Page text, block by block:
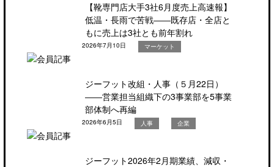
【靴専門店大手3社6月度売上高速報】
低温・長雨で苦戦――既存店・全店と
もに売上は3社とも前年割れ
2026年7月10日 マーケット
ジーフット改組・人事（５月22日）
――営業担当組織下の3事業部を5事業
部体制へ再編
2026年6月5日 人事 企業
ジーフット2026年2月期業績、減収・